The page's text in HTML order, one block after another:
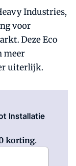
Industries,
voor
Deze Eco
meer
uiterlijk.
Installatie
korting.